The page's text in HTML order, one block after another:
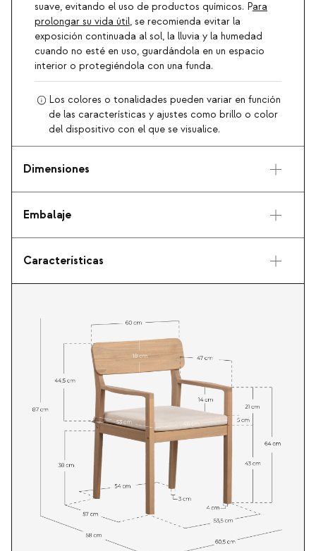
suave, evitando el uso de productos químicos. Para
prolongar su vida útil, se recomienda evitar la
exposición continuada al sol, la lluvia y la humedad
cuando no esté en uso, guardándola en un espacio
interior o protegiéndola con una funda.
Los colores o tonalidades pueden variar en función
de las características y ajustes como brillo o color
del dispositivo con el que se visualice.
Dimensiones
Embalaje
Características